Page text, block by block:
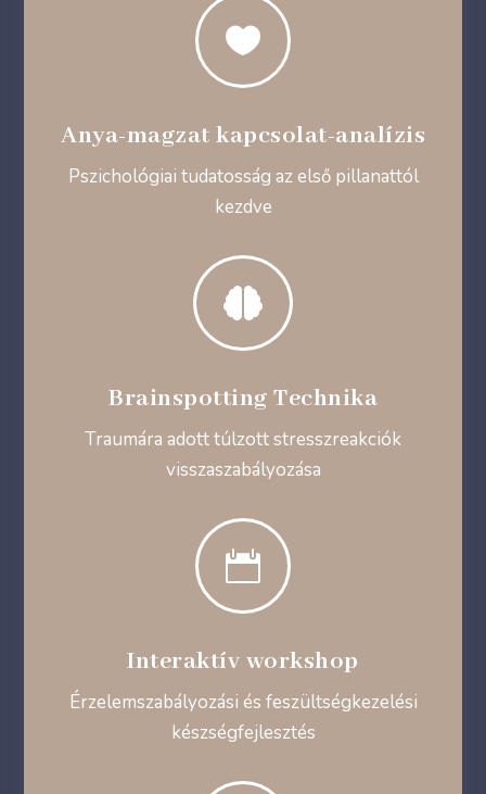

Anya-magzat kapcsolat-analízis
Pszichológiai tudatosság az első pillanattól
kezdve

Brainspotting Technika
Traumára adott túlzott stresszreakciók
visszaszabályozása

Interaktív workshop
Érzelemszabályozási és feszültségkezelési
készségfejlesztés